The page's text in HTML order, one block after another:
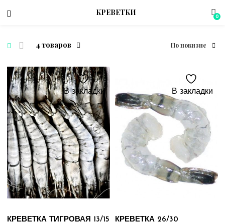
КРЕВЕТКИ 0
По новизне
4 товаров
В закладки
КРЕВЕТКА ТИГРОВАЯ 13/15
В закладки
КРЕВЕТКА 26/30